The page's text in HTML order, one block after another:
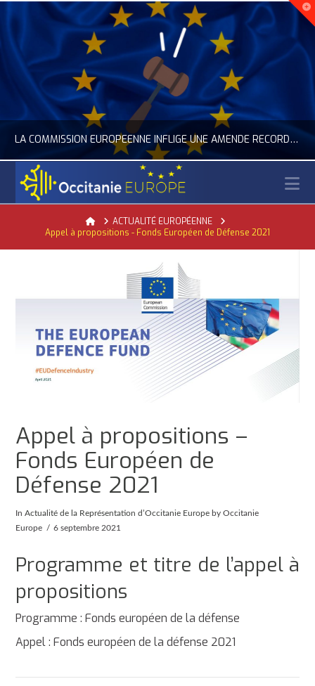
LA COMMISSION EUROPÉENNE INFLIGE UNE AMENDE RECORD À GOOGLE
ACTUALITÉ DE L'UNION EUROPÉENNE, ACTUALITÉ DE LA REPRÉSENTATION D’OCCITANIE EUROPE, NUMÉRIQUE- DIGITAL
JUILLET 24, 2026
HomeACTUALITÉ EUROPÉENNE
Appel à propositions - Fonds Européen de Défense 2021
Appel à propositions –
Fonds Européen de
Défense 2021
InActualité de la Représentation d’Occitanie Europe by Occitanie
Europe
6 septembre 2021
Programme et titre de l’appel à
propositions
Programme : Fonds européen de la défense
Appel : Fonds européen de la défense 2021